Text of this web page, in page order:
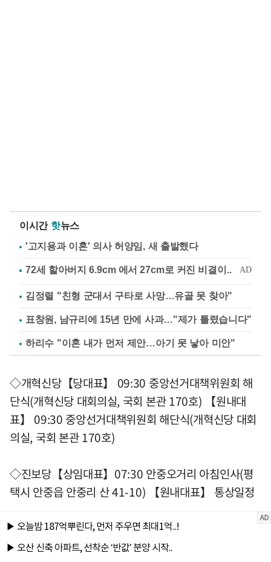
이시간 핫뉴스
'고지용과 이혼' 의사 허양임, 새 출발했다
김정렬 "친형 군대서 구타로 사망…유골 못 찾아"
표창원, 남규리에 15년 만에 사과…"제가 틀렸습니다"
하리수 "이혼 내가 먼저 제안…아기 못 낳아 미안"
◇개혁신당【당대표】 09:30 중앙선거대책위원회 해
단식(개혁신당 대회의실, 국회 본관 170호) 【원내대
표】 09:30 중앙선거대책위원회 해단식(개혁신당 대회
의실, 국회 본관 170호)
◇진보당【상임대표】07:30 안중오거리 아침인사(평
택시 안중읍 안중리 산 41-10) 【원내대표】 통상일정